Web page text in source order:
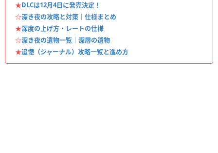
★DLCは12月4日に発売決定！
☆深き夜の攻略と対策｜仕様まとめ
★深度の上げ方・レートの仕様
☆深き夜の遺物一覧｜深層の遺物
★追憶（ジャーナル）攻略一覧と進め方